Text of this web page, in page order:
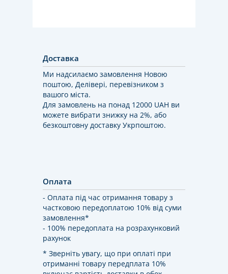
Доставка
Ми надсилаємо замовлення Новою
поштою, Делівері, перевізником з
вашого міста.
Для замовлень на понад 12000 UAH ви
можете вибрати знижку на 2%, або
безкоштовну доставку Укрпоштою.
Оплата
- Оплата під час отримання товару з
частковою передоплатою 10% від суми
замовлення*
- 100% передоплата на розрахунковий
рахунок
* Зверніть увагу, що при оплаті при
отриманні товару передплата 10%